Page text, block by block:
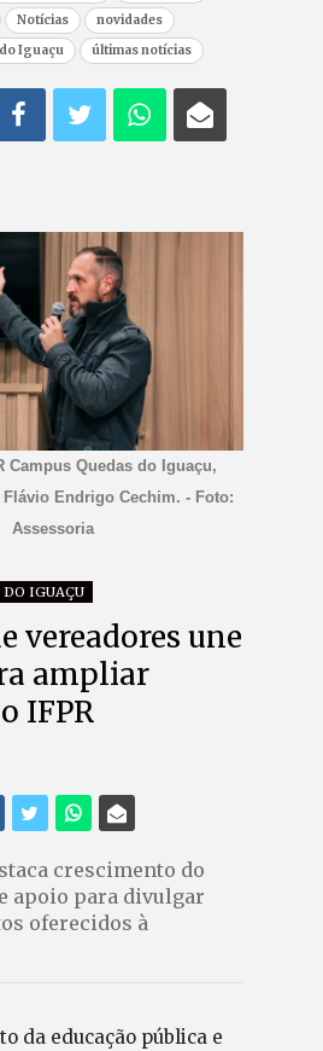
Notícias
novidades
Iguaçu últimas notícias
Campus Quedas do Iguaçu,
Endrigo Cechim. - Foto:
Assessoria
DO IGUAÇU
vereadores une
ampliar
IFPR
crescimento do
apoio para divulgar
oferecidos à
da educação pública e